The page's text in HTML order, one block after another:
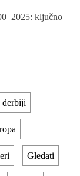
ključno
derbiji
Gledati